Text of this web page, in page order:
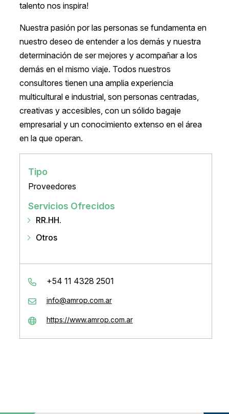
talento nos inspira!
Nuestra pasión por las personas se fundamenta en
nuestro deseo de entender a los demás y nuestra
determinación de ser mejores y acompañar a los
demás en el mismo viaje. Todos nuestros
consultores tienen una amplia experiencia
multicultural e industrial, son personas centradas,
creativas y accesibles, con un sólido bagaje
empresarial y un conocimiento extenso en el área
en la que operan.
Tipo
Proveedores
Servicios Ofrecidos
RR.HH.
Otros
+54 11 4328 2501
info@amrop.com.ar
https://www.amrop.com.ar